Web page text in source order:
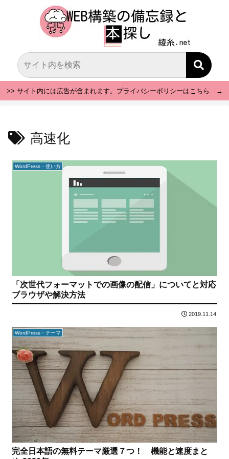
>> サイト内には広告が含まれます。プライバシーポリシーはこちら →
高速化
WordPress・使い方
「次世代フォーマットでの画像の配信」についてと対応
ブラウザや解決方法
2019.11.14
WordPress・テーマ
完全日本語の無料テーマ厳選７つ！ 機能と速度まと